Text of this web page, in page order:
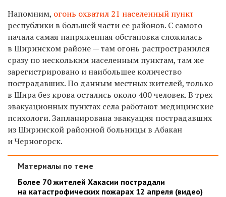
Напомним, огонь охватил 21 населенный пункт
республики в большей части ее районов. С самого
начала самая напряженная обстановка сложилась
в Ширинском районе — там огонь распространился
сразу по нескольким населенным пунктам, там же
зарегистрировано и наибольшее количество
пострадавших. По данным местных жителей, только
в Шира без крова остались около 400 человек. В трех
эвакуационных пунктах села работают медицинские
психологи. Запланирована эвакуация пострадавших
из Ширинской районной больницы в Абакан
и Черногорск.
Материалы по теме
Более 70 жителей Хакасии пострадали
на катастрофических пожарах 12 апреля (видео)